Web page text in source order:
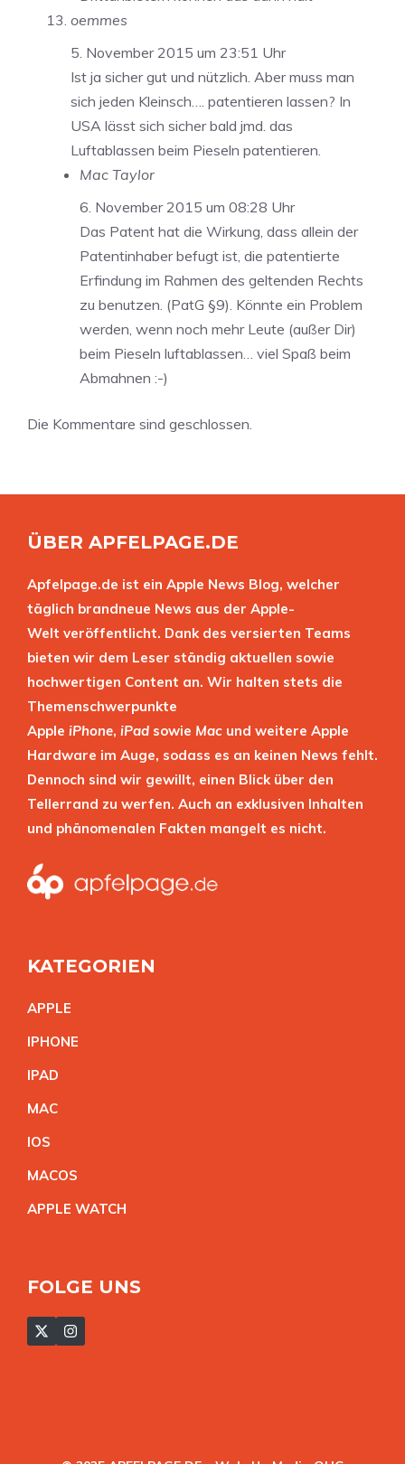
oemmes
5. November 2015 um 23:51 Uhr
Ist ja sicher gut und nützlich. Aber muss man
sich jeden Kleinsch…. patentieren lassen? In
USA lässt sich sicher bald jmd. das
Luftablassen beim Pieseln patentieren.
Mac Taylor
6. November 2015 um 08:28 Uhr
Das Patent hat die Wirkung, dass allein der
Patentinhaber befugt ist, die patentierte
Erfindung im Rahmen des geltenden Rechts
zu benutzen. (PatG §9). Könnte ein Problem
werden, wenn noch mehr Leute (außer Dir)
beim Pieseln luftablassen… viel Spaß beim
Abmahnen :-)
Die Kommentare sind geschlossen.
ÜBER APFELPAGE.DE
Apfelpage.de ist ein Apple News Blog, welcher
täglich brandneue News aus der Apple-
Welt veröffentlicht. Dank des versierten Teams
bieten wir dem Leser ständig aktuellen sowie
hochwertigen Content an. Wir halten stets die
Themenschwerpunkte
Apple iPhone, iPad sowie Mac und weitere Apple
Hardware im Auge, sodass es an keinen News fehlt.
Dennoch sind wir gewillt, einen Blick über den
Tellerrand zu werfen. Auch an exklusiven Inhalten
und phänomenalen Fakten mangelt es nicht.
KATEGORIEN
APPLE
IPHONE
IPAD
MAC
IOS
MACOS
APPLE WATCH
FOLGE UNS